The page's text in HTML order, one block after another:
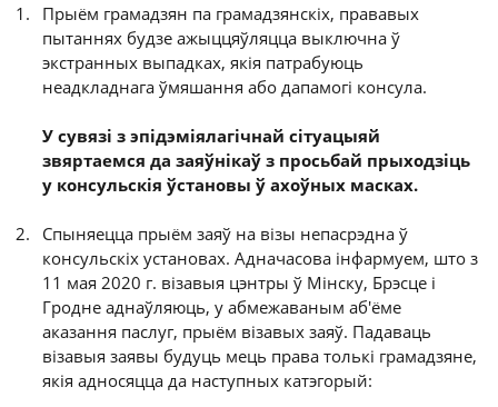
Прыём грамадзян па грамадзянскіх, прававых
пытаннях будзе ажыццяўляцца выключна ў
экстранных выпадках, якія патрабуюць
неадкладнага ўмяшання або дапамогі консула.
У сувязі з эпідэміялагічнай сітуацыяй
звяртаемся да заяўнікаў з просьбай прыходзіць
у консульскія ўстановы ў ахоўных масках.
Спыняецца прыём заяў на візы непасрэдна ў
консульскіх установах. Адначасова інфармуем, што з
11 мая 2020 г. візавыя цэнтры ў Мінску, Брэсце і
Гродне аднаўляюць, у абмежаваным аб'ёме
аказання паслуг, прыём візавых заяў. Падаваць
візавыя заявы будуць мець права толькі грамадзяне,
якія адносяцца да наступных катэгорый: